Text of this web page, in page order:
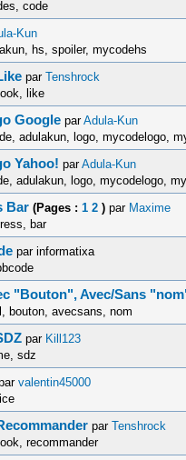
code
Kun
hs, spoiler, mycodehs
parTenshrock
like
Google parAdula-Kun
adulakun, logo, mycodelogo,
Yahoo! parAdula-Kun
adulakun, logo, mycodelogo,
Bar (Pages :1 2 ) par Maxime
bar
par informatixa
"Bouton", Avec/Sans
bouton, avecsans, nom
par Kill123
sdz
valentin45000
parTenshrock
recommander